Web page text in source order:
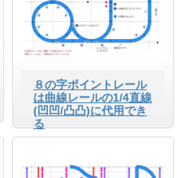
８の字ポイントレール
は曲線レールの1/4直線
(凹凹/凸凸)に代用でき
る